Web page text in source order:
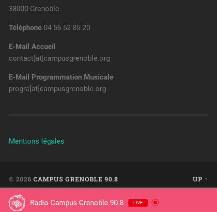
38000 Grenoble
Téléphone04 56 52 85 20
E-Mail Accueil
contact[at]campusgrenoble.org
E-Mail Programmation Musicale
progra[at]campusgrenoble.org
Mentions légales
© 2026 CAMPUS GRENOBLE 90.8 UP ↑
Radio Campus Grenoble 90.8 LIVE